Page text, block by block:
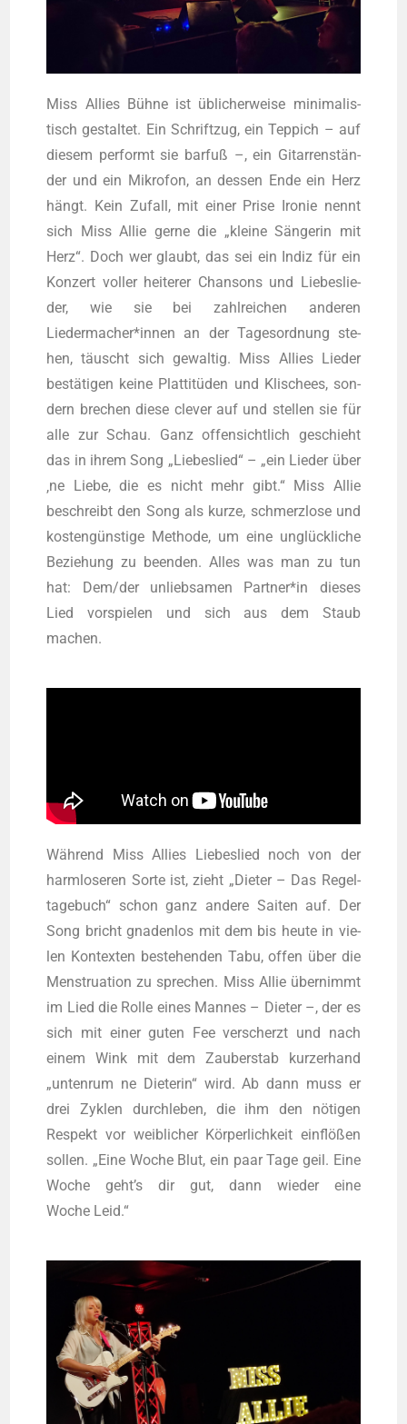
Miss Allies Büh­ne ist übli­cher­wei­se mini­ma­lis­
tisch gestal­tet. Ein Schrift­zug, ein Tep­pich – auf
die­sem per­formt sie bar­fuß –, ein Gitar­ren­stän­
der und ein Mikro­fon, an des­sen Ende ein Herz
hängt. Kein Zufall, mit einer Pri­se Iro­nie nennt
sich Miss Allie ger­ne die „klei­ne Sän­ge­rin mit
Herz“. Doch wer glaubt, das sei ein Indiz für ein
Kon­zert vol­ler hei­te­rer Chan­sons und Lie­bes­lie­
der, wie sie bei zahl­rei­chen ande­ren
Liedermacher*innen an der Tages­ord­nung ste­
hen, täuscht sich gewal­tig. Miss Allies Lie­der
bestä­ti­gen kei­ne Plat­ti­tü­den und Kli­schees, son­
dern bre­chen die­se cle­ver auf und stel­len sie für
alle zur Schau. Ganz offen­sicht­lich geschieht
das in ihrem Song „Lie­bes­lied“ – „ein Lie­der über
‚ne Lie­be, die es nicht mehr gibt.“ Miss Allie
beschreibt den Song als kur­ze, schmerz­lo­se und
kos­ten­güns­ti­ge Metho­de, um eine unglück­li­che
Bezie­hung zu been­den. Alles was man zu tun
hat: Dem/der unlieb­sa­men Partner*in die­ses
Lied vor­spie­len und sich aus dem Staub
machen.
Wäh­rend Miss Allies Lie­bes­lied noch von der
harm­lo­se­ren Sor­te ist, zieht „Die­ter – Das Regel­
ta­ge­buch“ schon ganz ande­re Sai­ten auf. Der
Song bricht gna­den­los mit dem bis heu­te in vie­
len Kon­tex­ten bestehen­den Tabu, offen über die
Mens­trua­ti­on zu spre­chen. Miss Allie über­nimmt
im Lied die Rol­le eines Man­nes – Die­ter –, der es
sich mit einer guten Fee ver­scherzt und nach
einem Wink mit dem Zau­ber­stab kur­zer­hand
„unten­rum ne Die­te­rin“ wird. Ab dann muss er
drei Zyklen durch­le­ben, die ihm den nöti­gen
Respekt vor weib­li­cher Kör­per­lich­keit ein­flö­ßen
sol­len. „Eine Woche Blut, ein paar Tage geil. Eine
Woche geht’s dir gut, dann wie­der eine
Woche Leid.“